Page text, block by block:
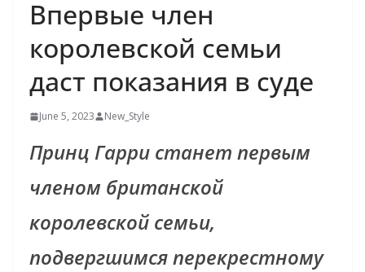
Впервые член
королевской семьи
даст показания в суде
June 5, 2023 New_Style
Принц Гарри станет первым
членом британской
королевской семьи,
подвергшимся перекрестному